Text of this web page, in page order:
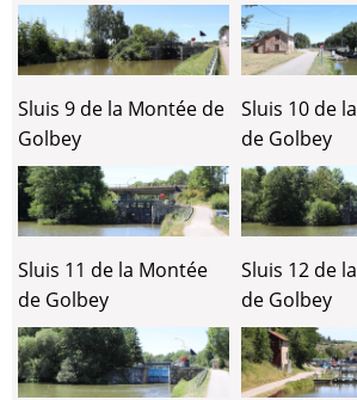
Sluis 9 de la Montée de
Golbey
Sluis 10 de
de Golbey
Sluis 11 de la Montée
de Golbey
Sluis 12 de
de Golbey